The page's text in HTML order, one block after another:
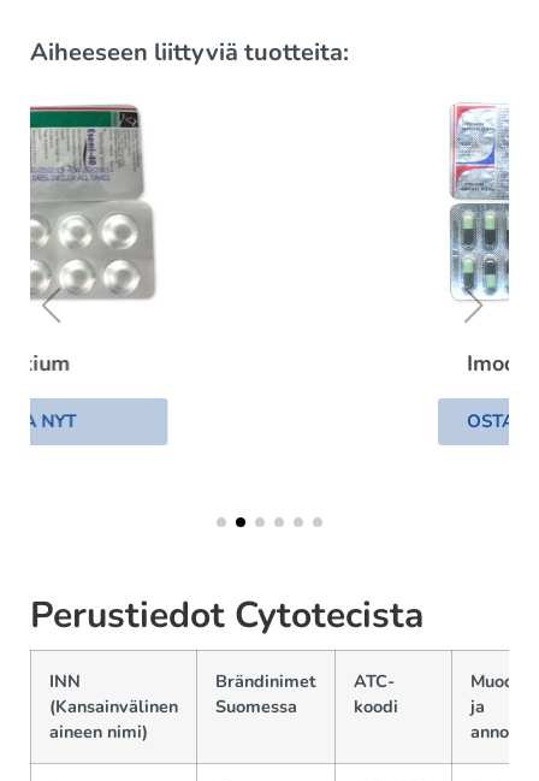
Aiheeseen liittyviä tuotteita:
Perustiedot Cytotecista
INN
(Kansainvälinen
aineen nimi)
Brändinimet
Suomessa
ATC-
koodi
Muodot
ja